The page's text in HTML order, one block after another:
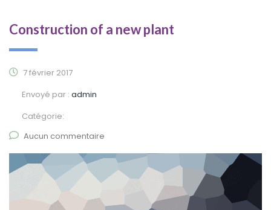
Construction of a new plant
7 février 2017
Envoyé par : admin
Catégorie:
Aucun commentaire